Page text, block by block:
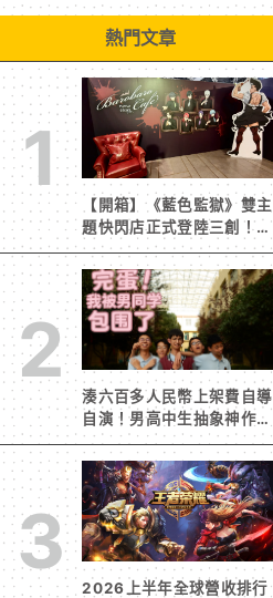
熱門文章
1
【開箱】《藍色監獄》雙主
題快閃店正式登陸三創！造
景與限定周邊搶先看
2
湊六百多人民幣上架費自導
自演！男高中生抽象神作
《完蛋！我被男同學包圍
了》突然爆紅
3
2026上半年全球營收排行